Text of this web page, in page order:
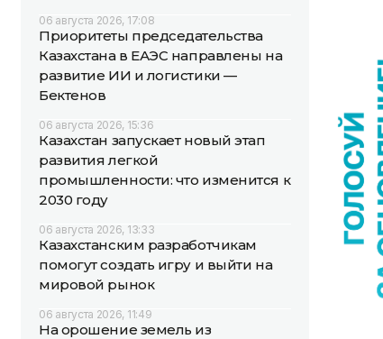
06 августа 2026, 17:08
Приоритеты председательства
Казахстана в ЕАЭС направлены на
развитие ИИ и логистики —
Бектенов
06 августа 2026, 15:36
Казахстан запускает новый этап
развития легкой
промышленности: что изменится к
2030 году
06 августа 2026, 13:33
Казахстанским разработчикам
помогут создать игру и выйти на
мировой рынок
06 августа 2026, 11:49
На орошение земель из